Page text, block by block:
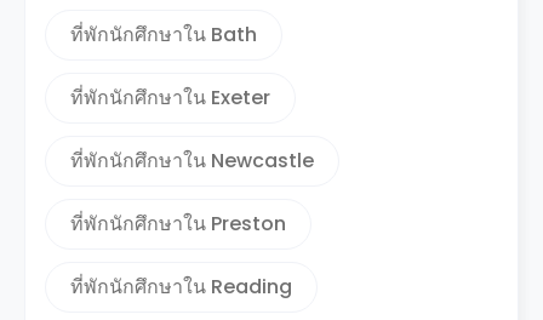
ที่พักนักศึกษาใน Bath
ที่พักนักศึกษาใน Exeter
ที่พักนักศึกษาใน Newcastle
ที่พักนักศึกษาใน Preston
ที่พักนักศึกษาใน Reading